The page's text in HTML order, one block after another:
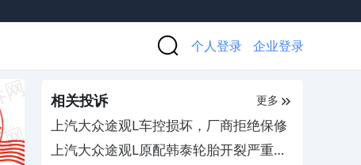
个人登录 企业登录
相关投诉 更多
上汽大众途观L车控损坏，厂商拒绝保修
上汽大众途观L原配韩泰轮胎开裂严重，